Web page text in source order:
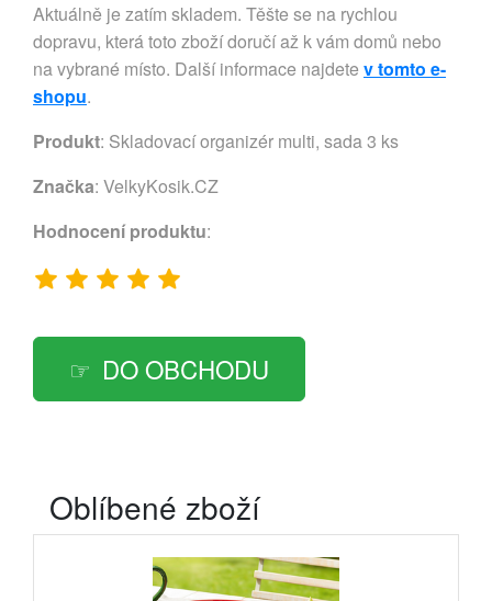
Aktuálně je zatím skladem. Těšte se na rychlou
dopravu, která toto zboží doručí až k vám domů nebo
na vybrané místo. Další informace najdete v tomto e-
shopu.
Produkt: Skladovací organizér multi, sada 3 ks
Značka: VelkyKosik.CZ
Hodnocení produktu:
DO OBCHODU
Oblíbené zboží